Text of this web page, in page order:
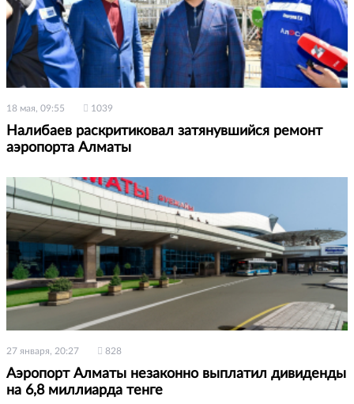
18 мая, 09:55 1039
Налибаев раскритиковал затянувшийся ремонт
аэропорта Алматы
27 января, 20:27 828
Аэропорт Алматы незаконно выплатил дивиденды
на 6,8 миллиарда тенге